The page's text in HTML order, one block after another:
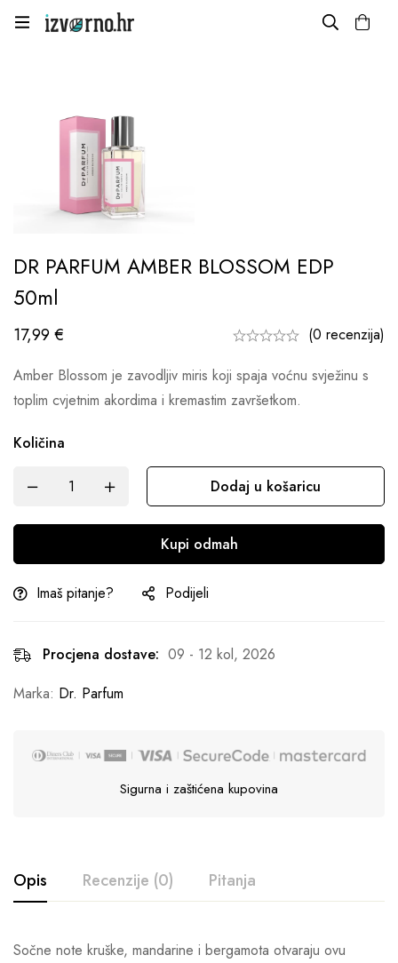
DR PARFUM AMBER BLOSSOM EDP
50ml
17,99 €
(0 recenzija)
Amber Blossom je zavodljiv miris koji spaja voćnu svježinu s
toplim cvjetnim akordima i kremastim završetkom.
Količina
Dodaj u košaricu
Kupi odmah
Imaš pitanje? Podijeli
Procjena dostave: 09 - 12 kol, 2026
Marka: Dr. Parfum
Sigurna i zaštićena kupovina
Opis Recenzije (0) Pitanja
Sočne note kruške, mandarine i bergamota otvaraju ovu